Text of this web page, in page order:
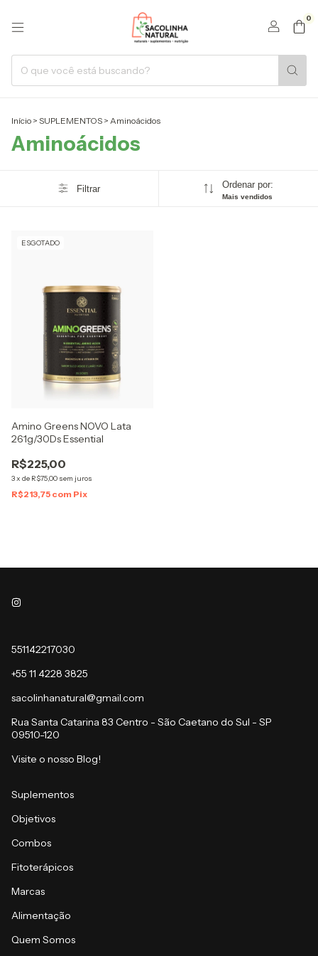
0
Início > SUPLEMENTOS > Aminoácidos
Aminoácidos
Filtrar Ordenar por:
Mais vendidos
ESGOTADO
Amino Greens NOVO Lata
261g/30Ds Essential
R$225,00
3x de R$75,00 sem juros
R$213,75 com Pix
551142217030
+55 11 4228 3825
sacolinhanatural@gmail.com
Rua Santa Catarina 83 Centro - São Caetano do Sul - SP
09510-120
Visite o nosso Blog!
Suplementos
Objetivos
Combos
Fitoterápicos
Marcas
Alimentação
Quem Somos